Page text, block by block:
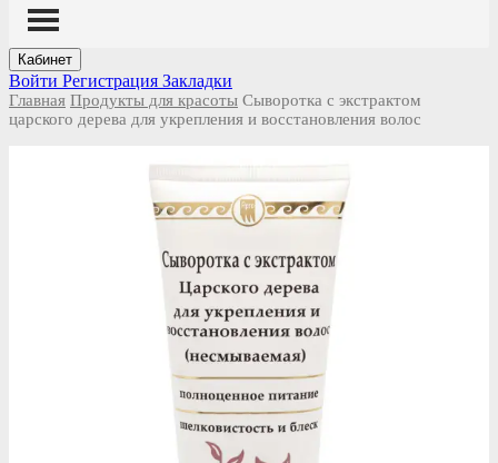
Кабинет
Войти Регистрация Закладки
Главная Продукты для красоты Сыворотка с экстрактом
царского дерева для укрепления и восстановления волос